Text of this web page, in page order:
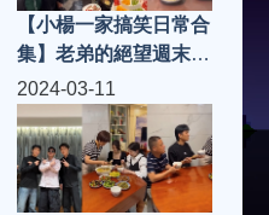
【小楊一家搞笑日常合
集】老弟的絕望週末
EP36
2024-03-11